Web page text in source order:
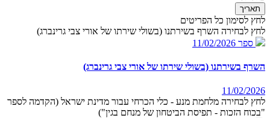
תאריך
לחץ לסימון כל הפריטים
לחץ לבחירה השרף בשירתנו (בשולי שירתו של אורי צבי גרינברג)
ספר 11/02/2026
השרף בשירתנו (בשולי שירתו של אורי צבי גרינברג)
11/02/2026
לחץ לבחירה מלחמת מנע - כלי הכרחי עבור מדינת ישראל (הקדמה לספר
"בכוח הזכות - תפיסת הביטחון של מנחם בגין")